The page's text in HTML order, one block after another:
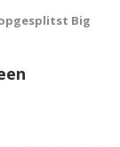
Big